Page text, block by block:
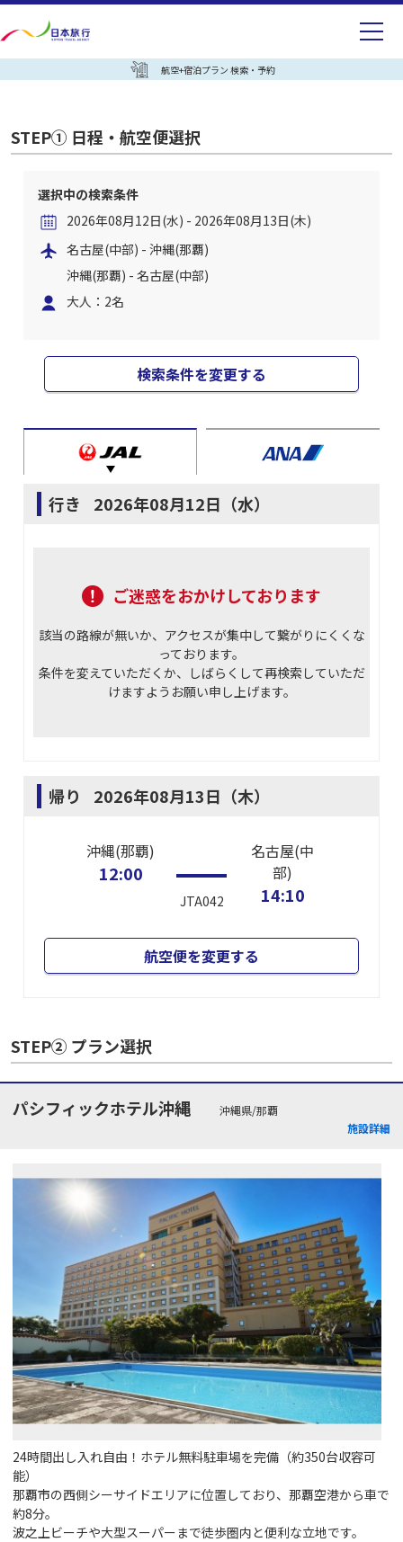
航空+宿泊プラン 検索・予約
STEP① 日程・航空便選択
選択中の検索条件
2026年08月12日(水) - 2026年08月13日(木)
名古屋(中部) - 沖縄(那覇)
沖縄(那覇) - 名古屋(中部)
大人：2名
検索条件を変更する
行き 2026年08月12日（水）
ご迷惑をおかけしております
該当の路線が無いか、アクセスが集中して繋がりにくくな
っております。
条件を変えていただくか、しばらくして再検索していただ
けますようお願い申し上げます。
帰り 2026年08月13日（木）
沖縄(那覇)
12:00
JTA042
名古屋(中
部)
14:10
航空便を変更する
STEP② プラン選択
パシフィックホテル沖縄
沖縄県/那覇
施設詳細
24時間出し入れ自由！ホテル無料駐車場を完備（約350台収容可
能）
那覇市の西側シーサイドエリアに位置しており、那覇空港から車で
約8分。
波之上ビーチや大型スーパーまで徒歩圏内と便利な立地です。